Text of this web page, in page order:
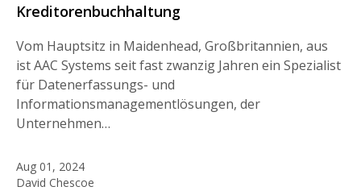
Kreditorenbuchhaltung
Vom Hauptsitz in Maidenhead, Großbritannien, aus
ist AAC Systems seit fast zwanzig Jahren ein Spezialist
für Datenerfassungs- und
Informationsmanagementlösungen, der
Unternehmen…
Aug 01, 2024
David Chescoe